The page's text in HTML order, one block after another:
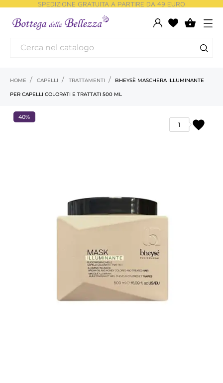
SPEDIZIONE GRATUITA A PARTIRE DA 49 EURO

HOME CAPELLI TRATTAMENTI BHEYSÈ MASCHERA ILLUMINANTE
PER CAPELLI COLORATI E TRATTATI 500 ML
favorite
1
40%